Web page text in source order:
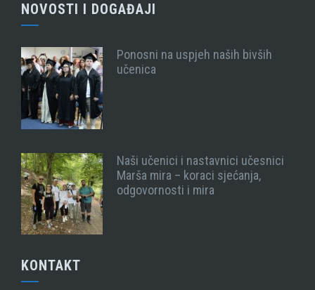
NOVOSTI I DOGAĐAJI
Ponosni na uspjeh naših bivših
učenica
Naši učenici i nastavnici učesnici
Marša mira – koraci sjećanja,
odgovornosti i mira
KONTAKT